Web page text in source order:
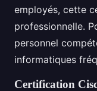
employés, cette
professionnelle.
personnel
informatiques
Certification